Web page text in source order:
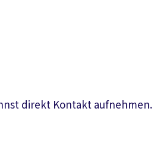
direkt Kontakt aufnehmen.